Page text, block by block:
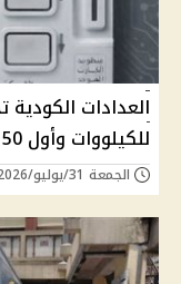
للكيلووات وأول 50 كيلووات تكلف 137 جنيهًا
الجمعة 31/يوليو/2026 - 09:50 م